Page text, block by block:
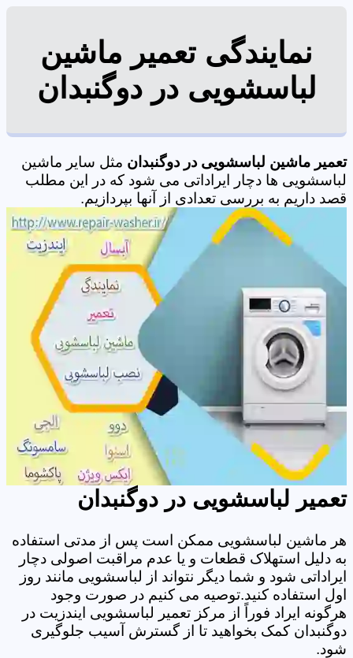
نمایندگی تعمیر ماشین
لباسشویی در دوگنبدان
تعمیر ماشین لباسشویی در دوگنبدان مثل سایر ماشین
لباسشویی ها دچار ایراداتی می شود که در این مطلب
قصد داریم به بررسی تعدادی از آنها بپردازیم.
تعمیر لباسشویی در دوگنبدان
هر ماشین لباسشویی ممکن است پس از مدتی استفاده
به دلیل استهلاک قطعات و یا عدم مراقبت اصولی دچار
ایراداتی شود و شما دیگر نتواند از لباسشویی مانند روز
اول استفاده کنید.توصیه می کنیم در صورت وجود
هرگونه ایراد فوراً از مرکز تعمیر لباسشویی ایندزیت در
دوگنبدان کمک بخواهید تا از گسترش آسیب جلوگیری
شود.